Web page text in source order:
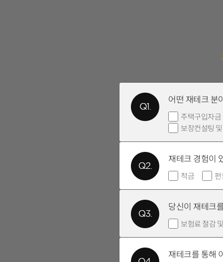
어떤 재테크 분
주택구입자금
보장컨설팅
재테크 경험이
적금
당신이 재테크
보험료 절감
재테크를 통해